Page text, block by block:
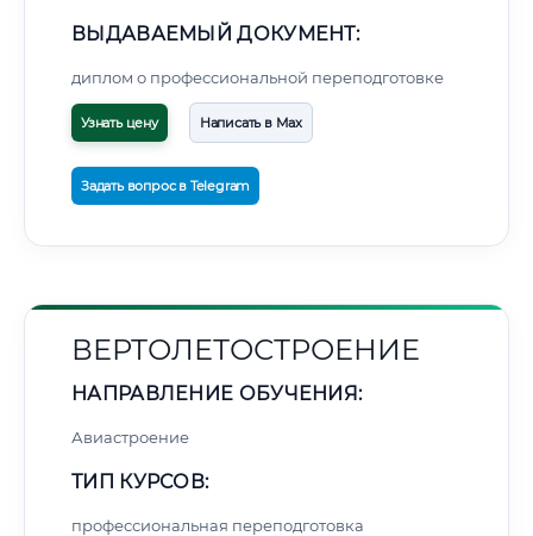
ВЫДАВАЕМЫЙ ДОКУМЕНТ:
диплом о профессиональной переподготовке
Узнать цену Написать в Max
Задать вопрос в Telegram
ВЕРТОЛЕТОСТРОЕНИЕ
НАПРАВЛЕНИЕ ОБУЧЕНИЯ:
Авиастроение
ТИП КУРСОВ:
профессиональная переподготовка